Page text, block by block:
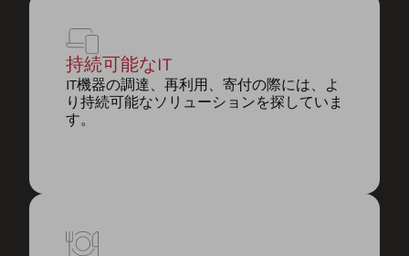
持続可能なIT
IT機器の調達、再利用、寄付の際には、よ
り持続可能なソリューションを探していま
す。